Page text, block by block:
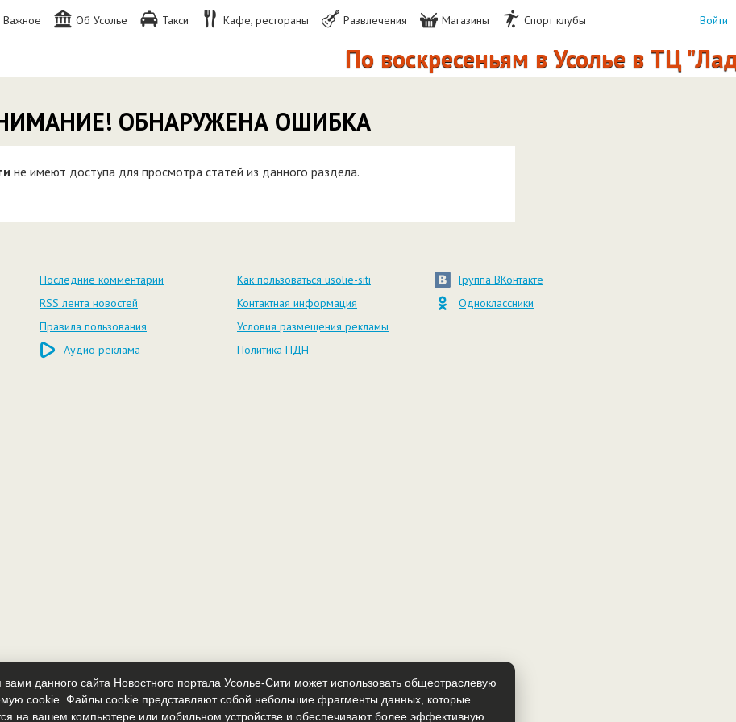
Важное Об Усолье Такси Кафе, рестораны Развлечения Магазины Спорт клубы
По воскресеньям в Усолье в ТЦ
Войти
ОБНАРУЖЕНА ОШИБКА
не имеют доступа для просмотра статей из данного раздела.
данного сайта Новостного портала Усолье-Сити может использовать общеотраслевую
cookie. Файлы cookie представляют собой небольшие фрагменты данных, которые
на вашем компьютере или мобильном устройстве и обеспечивают более эффективную
Последние комментарии
RSS лента новостей
Правила пользования
Аудио реклама
Как пользоваться usolie-siti
Контактная информация
Условия размещения рекламы
Политика ПДН
Группа ВКонтакте
Одноклассники